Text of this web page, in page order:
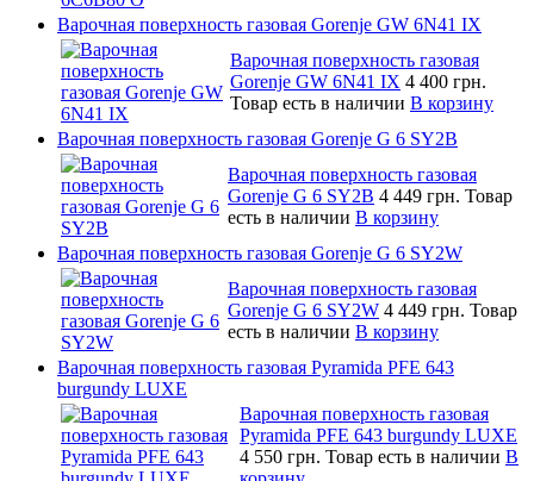
Варочная поверхность газовая Gorenje GW 6N41 IX
Варочная поверхность газовая
Gorenje GW 6N41 IX 4 400 грн.
Товар есть в наличии В корзину
Варочная поверхность газовая Gorenje G 6 SY2B
Варочная поверхность газовая
Gorenje G 6 SY2B 4 449 грн. Товар
есть в наличии В корзину
Варочная поверхность газовая Gorenje G 6 SY2W
Варочная поверхность газовая
Gorenje G 6 SY2W 4 449 грн. Товар
есть в наличии В корзину
Варочная поверхность газовая Pyramida PFE 643
burgundy LUXE
Варочная поверхность газовая
Pyramida PFE 643 burgundy LUXE
4 550 грн. Товар есть в наличии В